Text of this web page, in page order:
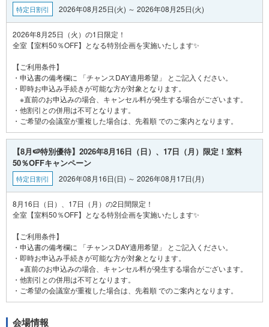
特定日割引 2026年08月25日(火) ～ 2026年08月25日(火)
2026年8月25日（火）の1日限定！
全室【室料50％OFF】となる特別企画を実施いたします✨
【ご利用条件】
・申込書の備考欄に 「チャンスDAY適用希望」 とご記入ください。
・即時お申込み手続きが可能な方が対象となります。
※直前のお申込みの場合、キャンセル料が発生する場合がございます。
・他割引との併用は不可となります。
【8月🍉特別優待】2026年8月16日（日）、17日（月）限定！室料
50％OFFキャンペーン
特定日割引 2026年08月16日(日) ～ 2026年08月17日(月)
8月16日（日）、17日（月）の2日間限定！
全室【室料50％OFF】となる特別企画を実施いたします✨
【ご利用条件】
・申込書の備考欄に 「チャンスDAY適用希望」 とご記入ください。
・即時お申込み手続きが可能な方が対象となります。
※直前のお申込みの場合、キャンセル料が発生する場合がございます。
・他割引との併用は不可となります。
会場情報